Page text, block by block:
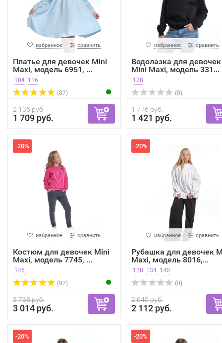
избранное сравнить
Платье для девочек Mini
Maxi, модель 6951, ...
104 116
(87)
2 136 руб.
1 709 руб.
избранное сравнить
Водолазка для девочек
Mini Maxi, модель 331...
128
(0)
1 776 руб.
1 421 руб.
-20%
избранное сравнить
Костюм для девочек Mini
Maxi, модель 7745, ...
146
(92)
3 768 руб.
3 014 руб.
-20%
избранное сравнить
Рубашка для девочек
Maxi, модель 8016,...
128 134 140
(0)
2 640 руб.
2 112 руб.
-20% -20%